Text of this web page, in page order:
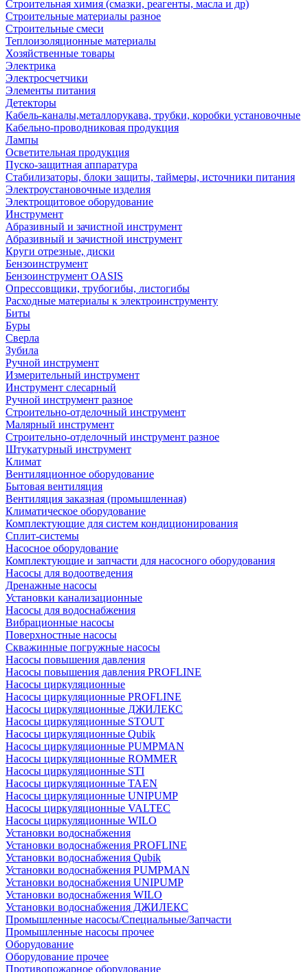
Строительная химия (смазки, реагенты, масла и др)
Строительные материалы разное
Строительные смеси
Теплоизоляционные материалы
Хозяйственные товары
Электрика
Электросчетчики
Элементы питания
Детекторы
Кабель-каналы,металлорукава, трубки, коробки установочные
Кабельно-проводниковая продукция
Лампы
Осветительная продукция
Пуско-защитная аппаратура
Стабилизаторы, блоки защиты, таймеры, источники питания
Электроустановочные изделия
Электрощитовое оборудование
Инструмент
Абразивный и зачистной инструмент
Абразивный и зачистной инструмент
Круги отрезные, диски
Бензоинструмент
Бензоинструмент OASIS
Опрессовщики, трубогибы, листогибы
Расходные материалы к электроинструменту
Биты
Буры
Сверла
Зубила
Ручной инструмент
Измерительный инструмент
Инструмент слесарный
Ручной инструмент разное
Строительно-отделочный инструмент
Малярный инструмент
Строительно-отделочный инструмент разное
Штукатурный инструмент
Климат
Вентиляционное оборудование
Бытовая вентиляция
Вентиляция заказная (промышленная)
Климатическое оборудование
Комплектующие для систем кондиционирования
Сплит-системы
Насосное оборудование
Комплектующие и запчасти для насосного оборудования
Насосы для водоотведения
Дренажные насосы
Установки канализационные
Насосы для водоснабжения
Вибрационные насосы
Поверхностные насосы
Скважинные погружные насосы
Насосы повышения давления
Насосы повышения давления PROFLINE
Насосы циркуляционные
Насосы циркуляционные PROFLINE
Насосы циркуляционные ДЖИЛЕКС
Насосы циркуляционные STOUT
Насосы циркуляционные Qubik
Насосы циркуляционные PUMPMAN
Насосы циркуляционные ROMMER
Насосы циркуляционные STI
Насосы циркуляционные TAEN
Насосы циркуляционные UNIPUMP
Насосы циркуляционные VALTEC
Насосы циркуляционные WILO
Установки водоснабжения
Установки водоснабжения PROFLINE
Установки водоснабжения Qubik
Установки водоснабжения PUMPMAN
Установки водоснабжения UNIPUMP
Установки водоснабжения WILO
Установки водоснабжения ДЖИЛЕКС
Промышленные насосы/Специальные/Запчасти
Промышленные насосы прочее
Оборудование
Оборудование прочее
Противопожарное оборудование